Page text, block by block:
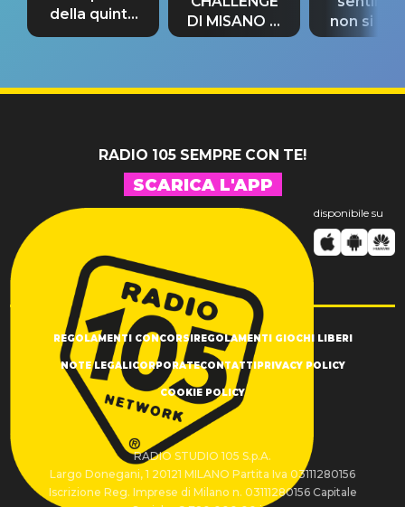
della quinta
tappa
DI MISANO si
riconferma
non si
fino alla
RADIO 105 SEMPRE CON TE!
SCARICA L'APP
disponibile su
REGOLAMENTI CONCORSI REGOLAMENTI GIOCHI LIBERI
NOTE LEGALI CORPORATECONTATTI PRIVACY POLICY
COOKIE POLICY
RADIO STUDIO 105 S.p.A.
Largo Donegani, 1 20121 MILANO Partita Iva 03111280156
Iscrizione Reg. Imprese di Milano n. 03111280156 Capitale